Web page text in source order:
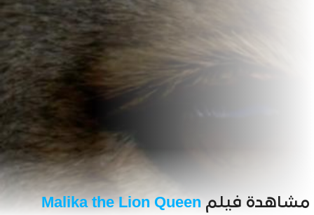
مشاهدة فيلم Malika the Lion Queen